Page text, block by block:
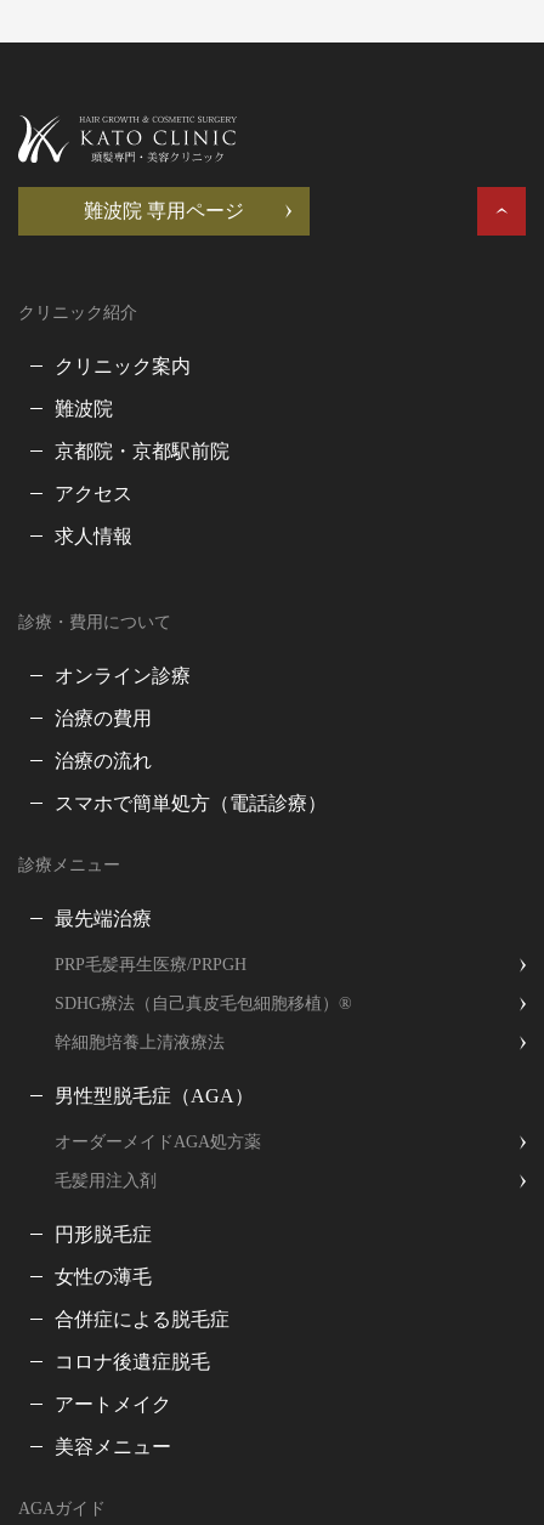
難波院 専用ページ
クリニック紹介
クリニック案内
難波院
京都院・京都駅前院
アクセス
求人情報
診療・費用について
オンライン診療
治療の費用
治療の流れ
スマホで簡単処方（電話診療）
診療メニュー
最先端治療
PRP毛髪再生医療/PRPGH
SDHG療法（自己真皮毛包細胞移植）®
幹細胞培養上清液療法
男性型脱毛症（AGA）
オーダーメイドAGA処方薬
毛髪用注入剤
円形脱毛症
女性の薄毛
合併症による脱毛症
コロナ後遺症脱毛
アートメイク
美容メニュー
AGAガイド